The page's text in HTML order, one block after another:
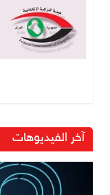
آخر الفيديوهات